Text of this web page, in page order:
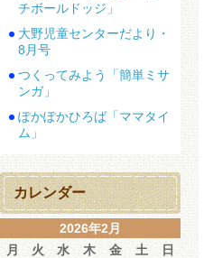
チボールドッジ」
大野児童センターだより・
8月号
つくってみよう「簡単ミサ
ンガ」
ぽかぽかひろば「ママタイ
ム」
カレンダー
2026年2月
月
火 水 木 金 土
日